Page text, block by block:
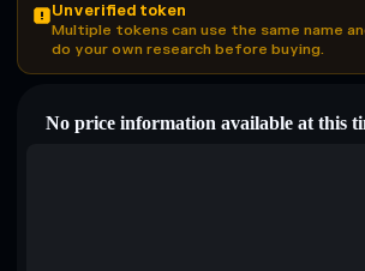
Unverified token
Multiple tokens can use the same name
do your own research before buying.
No price information available at this